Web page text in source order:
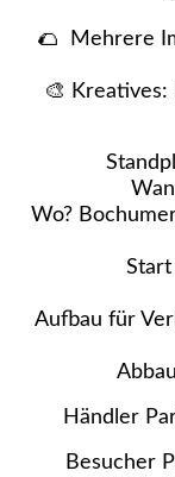
🌮 Mehrere
​🎨 Kreatives:
Wo?
Aufbau für
Händler
Besucher